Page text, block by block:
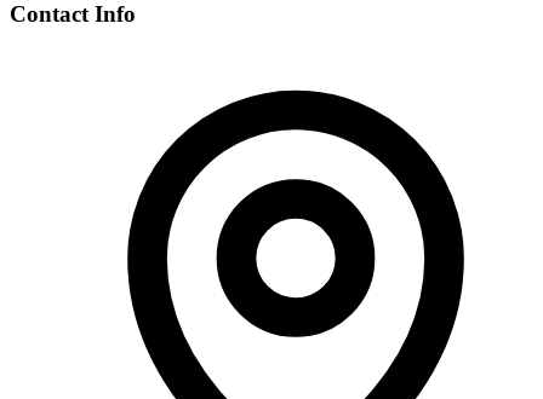
Contact Info